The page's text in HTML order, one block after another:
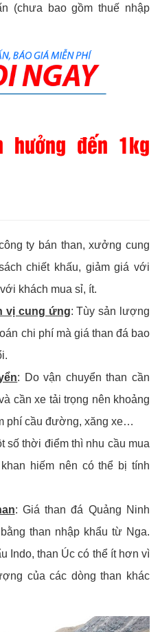
(chưa bao gồm thuế nhập
hưởng đến 1kg
ty bán than, xưởng cung
chiết khấu, giảm giá với
khách mua sỉ, ít.
vị cung ứng: Tùy sản lượng
chi phí mà giá than đá bao
: Do vận chuyển than cần
cần xe tải trọng nên khoảng
phí cầu đường, xăng xe…
số thời điểm thì nhu cầu mua
hiếm nên có thể bị tính
: Giá than đá Quảng Ninh
than nhập khẩu từ Nga.
Indo, than Úc có thể ít hơn vì
của các dòng than khác